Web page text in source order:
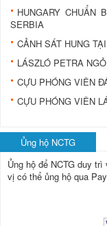
HUNGARY CHUẨN
SERBIA
CẢNH SÁT HUNG
LÁSZLÓ PETRA
CỰU PHÓNG VIÊN
CỰU PHÓNG VIÊN
Ủng hộ NCTG
Ủng hộ để NCTG duy
vị có thể ủng hộ qua